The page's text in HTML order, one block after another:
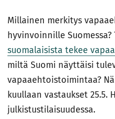
Millainen merkitys
hyvinvoinnille Suomessa?
suomalaisista tekee
miltä Suomi näyttäisi
vapaaehtoistoimintaa?
kuullaan vastaukset 25.5.
julkistustilaisuudessa.